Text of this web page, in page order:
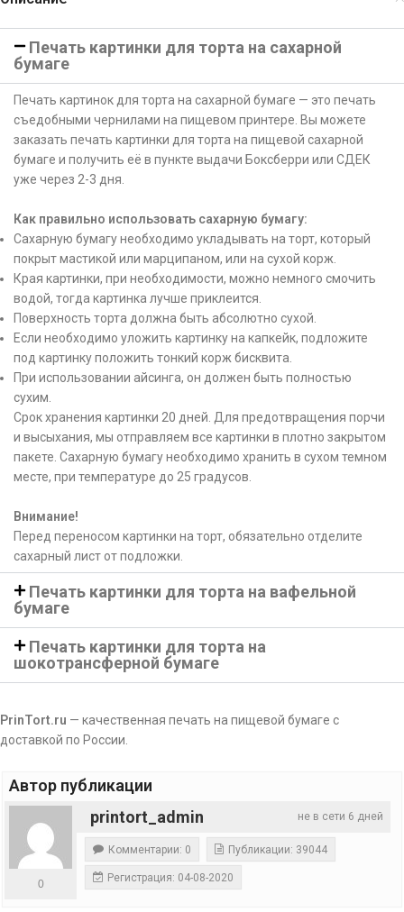
Печать картинки для торта на сахарной
бумаге
Печать картинок для торта на сахарной бумаге — это печать
съедобными чернилами на пищевом принтере. Вы можете
заказать печать картинки для торта на пищевой сахарной
бумаге и получить её в пункте выдачи Боксберри или СДЕК
уже через 2-3 дня.
Как правильно использовать сахарную бумагу:
Сахарную бумагу необходимо укладывать на торт, который
покрыт мастикой или марципаном, или на сухой корж.
Края картинки, при необходимости, можно немного смочить
водой, тогда картинка лучше приклеится.
Поверхность торта должна быть абсолютно сухой.
Если необходимо уложить картинку на капкейк, подложите
под картинку положить тонкий корж бисквита.
При использовании айсинга, он должен быть полностью
сухим.
Срок хранения картинки 20 дней. Для предотвращения порчи
и высыхания, мы отправляем все картинки в плотно закрытом
пакете. Сахарную бумагу необходимо хранить в сухом темном
месте, при температуре до 25 градусов.
Внимание!
Перед переносом картинки на торт, обязательно отделите
сахарный лист от подложки.
Печать картинки для торта на вафельной
бумаге
Печать картинки для торта на
шокотрансферной бумаге
PrinTort.ru — качественная печать на пищевой бумаге с
доставкой по России.
Автор публикации
не в сети 6 дней
printort_admin
0
Комментарии: 0 Публикации: 39044
Регистрация: 04-08-2020